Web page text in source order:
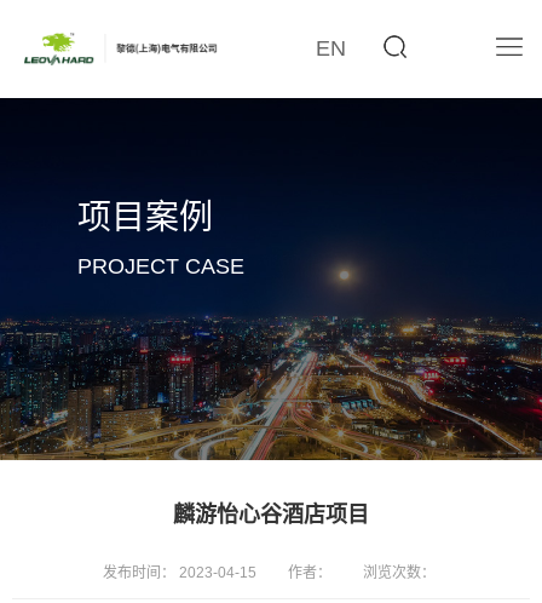
EN
项目案例
PROJECT CASE
麟游怡心谷酒店项目
发布时间： 2023-04-15 作者： 浏览次数：